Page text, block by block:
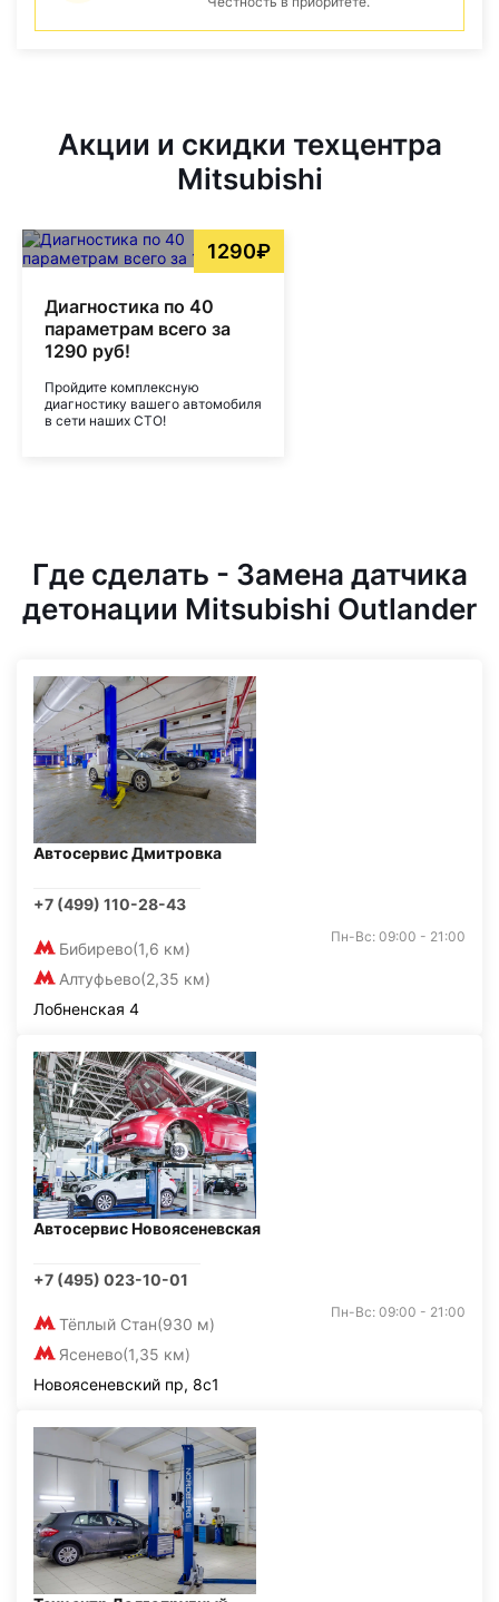
Акции и скидки техцентра
Mitsubishi
1290₽
Диагностика по 40
параметрам всего за
1290 руб!
Пройдите комплексную
диагностику вашего автомобиля
в сети наших СТО!
Где сделать - Замена датчика
детонации Mitsubishi Outlander
Автосервис Дмитровка
+7 (499) 110-28-43
Бибирево(1,6 км)
Алтуфьево(2,35 км)
Пн-Вс: 09:00 - 21:00
Лобненская 4
Автосервис Новоясеневская
+7 (495) 023-10-01
Тёплый Стан(930 м)
Ясенево(1,35 км)
Пн-Вс: 09:00 - 21:00
Новоясеневский пр, 8с1